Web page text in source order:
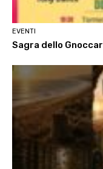
EVENTI
Sagra dello